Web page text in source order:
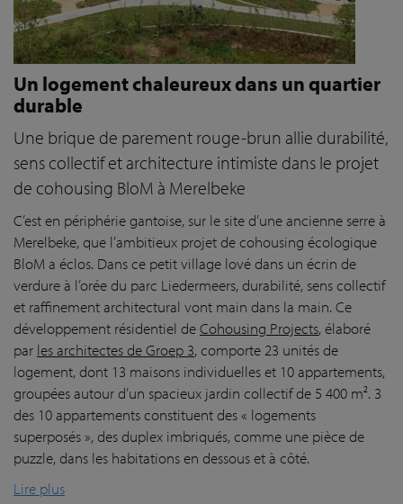
Un logement chaleureux dans un quartier
durable
Une brique de parement rouge-brun allie durabilité,
sens collectif et architecture intimiste dans le projet
de cohousing BloM à Merelbeke
C’est en périphérie gantoise, sur le site d’une ancienne serre à
Merelbeke, que l’ambitieux projet de cohousing écologique
BloM a éclos. Dans ce petit village lové dans un écrin de
verdure à l’orée du parc Liedermeers, durabilité, sens collectif
et raffinement architectural vont main dans la main. Ce
développement résidentiel deCohousing Projects, élaboré
par les architectes de Groep 3, comporte 23 unités de
logement, dont 13 maisons individuelles et 10 appartements,
groupées autour d’un spacieux jardin collectif de 5 400 m². 3
des 10 appartements constituent des « logements
superposés », des duplex imbriqués, comme une pièce de
puzzle, dans les habitations en dessous et à côté.
Lire plus